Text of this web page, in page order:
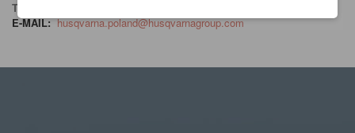
TELEFON
E-MAIL: husqvarna.poland@husqvarnagroup.com